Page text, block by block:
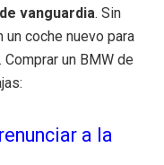
vanguardia. Sin
coche nuevo para
un BMW de
a la